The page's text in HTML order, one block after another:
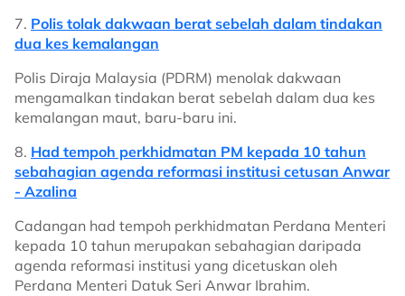
7. Polis tolak dakwaan berat sebelah dalam tindakan
dua kes kemalangan
Polis Diraja Malaysia (PDRM) menolak dakwaan
mengamalkan tindakan berat sebelah dalam dua kes
kemalangan maut, baru-baru ini.
8. Had tempoh perkhidmatan PM kepada 10 tahun
sebahagian agenda reformasi institusi cetusan Anwar
- Azalina
Cadangan had tempoh perkhidmatan Perdana Menteri
kepada 10 tahun merupakan sebahagian daripada
agenda reformasi institusi yang dicetuskan oleh
Perdana Menteri Datuk Seri Anwar Ibrahim.